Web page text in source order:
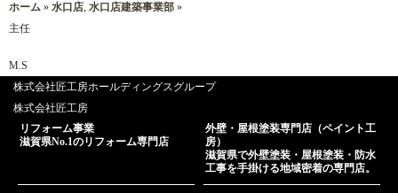
ホーム » 水口店, 水口店建築事業部 »
主任
M.S
株式会社匠工房ホールディングスグループ
株式会社匠工房
リフォーム事業
滋賀県No.1のリフォーム専門店
外壁・屋根塗装専門店（ペイント工
房）
滋賀県で外壁塗装・屋根塗装・防水
工事を手掛ける地域密着の専門店。